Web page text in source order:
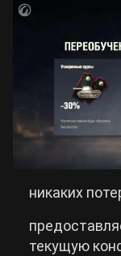
никаких
текущую